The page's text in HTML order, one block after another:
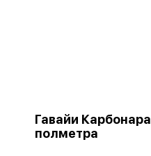
Гавайи Карбонара
полметра